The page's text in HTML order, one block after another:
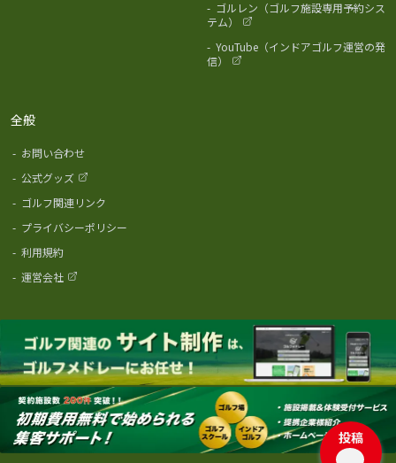
投稿
- ゴルレン（ゴルフ施設専用予約シス
テム）
- YouTube（インドアゴルフ運営の発
信）
全般
- お問い合わせ
- 公式グッズ
- ゴルフ関連リンク
- プライバシーポリシー
- 利用規約
- 運営会社